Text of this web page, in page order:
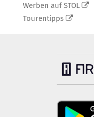
Werben auf STOL
Tourentipps